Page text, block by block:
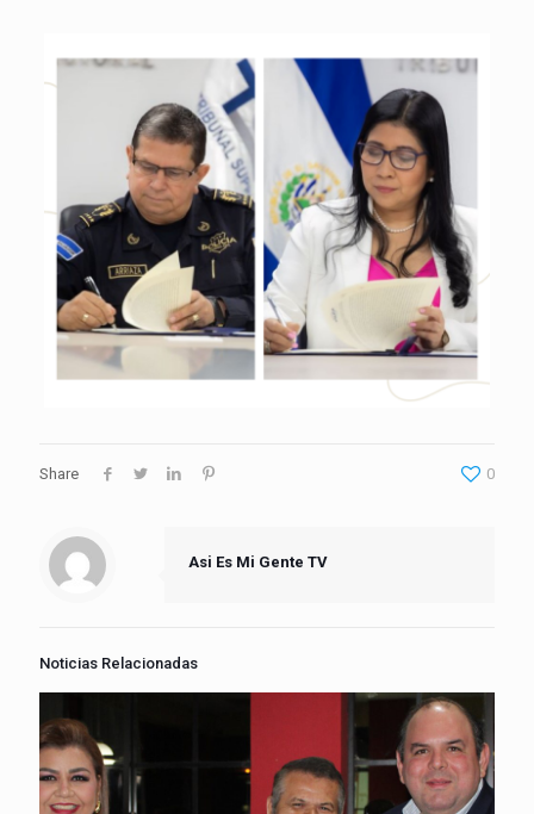
Share 0
Asi Es Mi Gente TV
Noticias Relacionadas